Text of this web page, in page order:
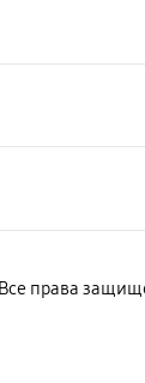
права